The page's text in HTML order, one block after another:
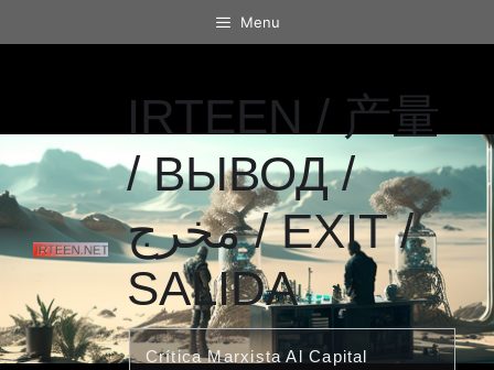
al
Menu
IRTEEN / 产量
/ ВЫВОД /
مخرج / EXIT /
SALIDA
Crítica Marxista Al Capital